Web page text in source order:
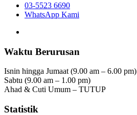
03-5523 6690
WhatsApp Kami
Waktu Berurusan
Isnin hingga Jumaat (9.00 am – 6.00 pm)
Sabtu (9.00 am – 1.00 pm)
Ahad & Cuti Umum – TUTUP
Statistik